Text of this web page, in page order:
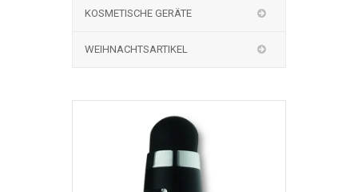
KOSMETISCHE GERÄTE
WEIHNACHTSARTIKEL